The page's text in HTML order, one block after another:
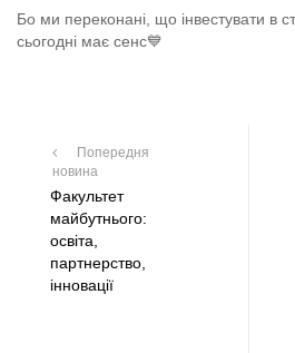
Бо ми переконані, що інвестувати в
сьогодні має сенс💙
Попередня
новина
Факультет
майбутнього:
освіта,
партнерство,
інновації